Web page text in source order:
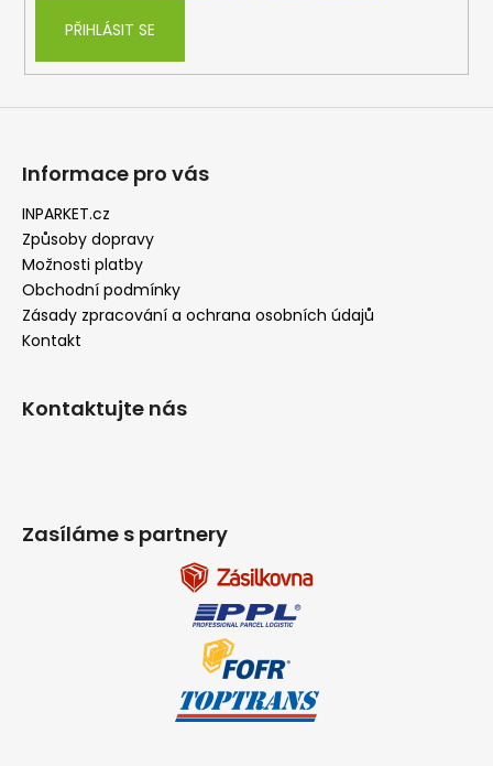
PŘIHLÁSIT SE
Informace pro vás
INPARKET.cz
Způsoby dopravy
Možnosti platby
Obchodní podmínky
Zásady zpracování a ochrana osobních údajů
Kontakt
Kontaktujte nás
Zasíláme s partnery